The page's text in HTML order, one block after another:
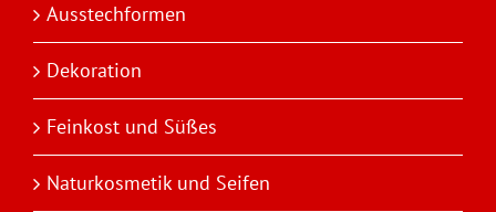
Ausstechformen
Dekoration
Feinkost und Süßes
Naturkosmetik und Seifen